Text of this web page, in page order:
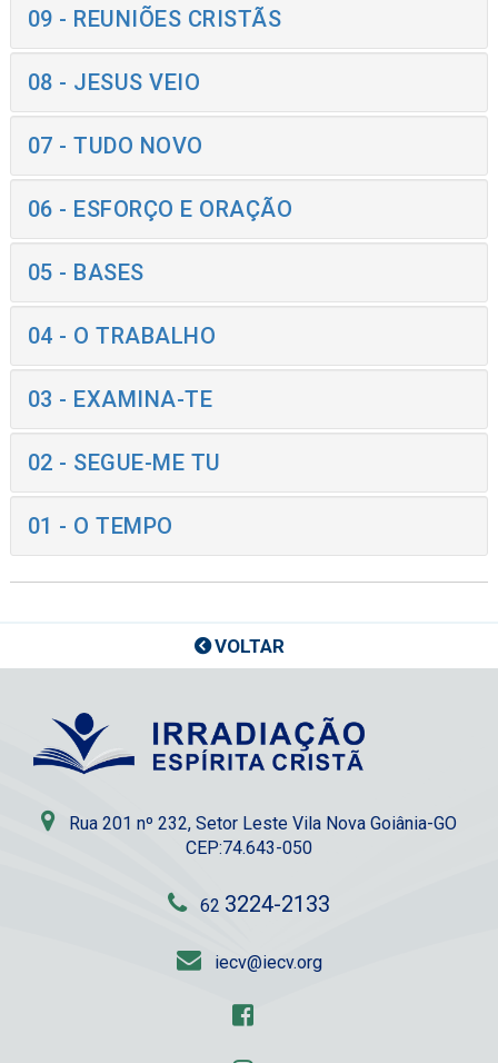
09 - REUNIÕES CRISTÃS
08 - JESUS VEIO
07 - TUDO NOVO
06 - ESFORÇO E ORAÇÃO
05 - BASES
04 - O TRABALHO
03 - EXAMINA-TE
02 - SEGUE-ME TU
01 - O TEMPO
VOLTAR
Rua 201 nº 232, Setor Leste Vila Nova Goiânia-GO
CEP:74.643-050
62 3224-2133
iecv@iecv.org